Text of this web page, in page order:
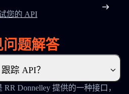
您的 API
问题解答
踪 API？
Donnelley 提供的一种接口，